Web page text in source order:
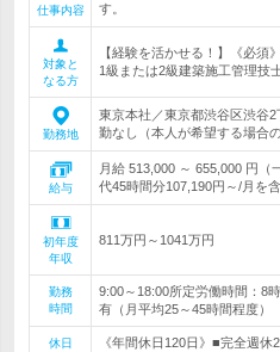
仕事内容
す。
対象と
なる方
【経験を活かせる！】《必須
1級または2級建築施工管理技
勤務地
東京本社／東京都渋谷区渋
勤なし（本人が希望する場合
給与
月給 513,000 ～ 655,000 円
代45時間分107,190円～/月を
初年度
年収
811万円～1041万円
勤務
時間
9:00～18:00所定労働時間：8
有（月平均25～45時間程度）
休日
《年間休日120日》■完全週